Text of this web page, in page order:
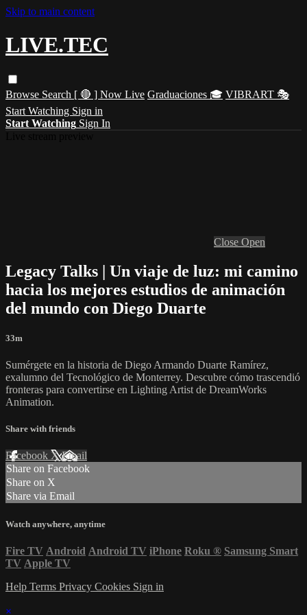
Skip to main content
LIVE.TEC
Browse Search [ 🔴 ] Now Live Graduaciones 🎓 VIBRART 🎭
Start Watching Sign in
Start Watching Sign In
Close Open
Legacy Talks | Un viaje de luz: mi camino
hacia los mejores estudios de animación
del mundo con Diego Duarte
33m
Sumérgete en la historia de Diego Armando Duarte Ramírez,
exalumno del Tecnológico de Monterrey. Descubre cómo trascendió
fronteras para convertirse en Lighting Artist de DreamWorks
Animation.
Share with friends
Facebook XEmail
Share on Facebook
Share on X
Share via Email
Watch anywhere, anytime
Fire TV Android Android TV iPhone Roku ® Samsung Smart
TV Apple TV
Help Terms Privacy Cookies Sign in
×